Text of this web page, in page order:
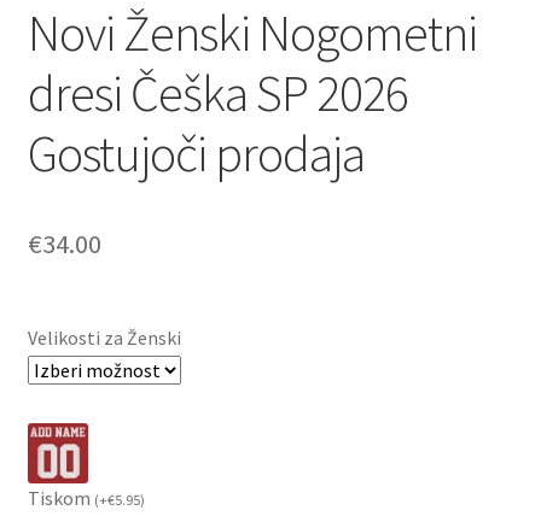
Novi Ženski Nogometni
dresi Češka SP 2026
Gostujoči prodaja
€34.00
Velikosti za Ženski
Tiskom (+€5.95)